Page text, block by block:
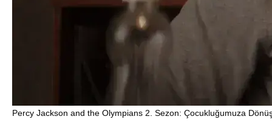
Percy Jackson and the Olympians 2. Sezon: Çocukluğumuza